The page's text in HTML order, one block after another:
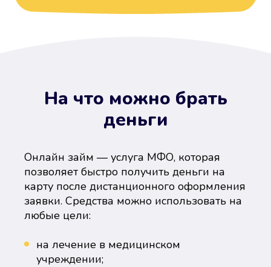
На что можно брать
деньги
Онлайн займ — услуга МФО, которая
позволяет быстро получить деньги на
карту после дистанционного оформления
заявки. Средства можно использовать на
любые цели:
на лечение в медицинском
учреждении;